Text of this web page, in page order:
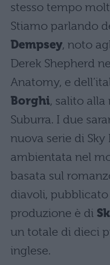
stesso tempo
Stiamo parlando
Dempsey, noto
Derek Shepherd
Anatomy, e
Borghi, salito
Suburra. I due
nuova serie di
ambientata nel
basata sul
diavoli, pubblicato
produzione è di
un totale di dieci
inglese.